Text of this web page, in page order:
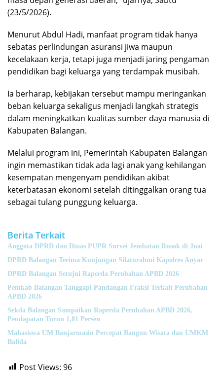
(23/5/2026).
Menurut Abdul Hadi, manfaat program tidak hanya
sebatas perlindungan asuransi jiwa maupun
kecelakaan kerja, tetapi juga menjadi jaring pengaman
pendidikan bagi keluarga yang terdampak musibah.
Ia berharap, kebijakan tersebut mampu meringankan
beban keluarga sekaligus menjadi langkah strategis
dalam meningkatkan kualitas sumber daya manusia di
Kabupaten Balangan.
Melalui program ini, Pemerintah Kabupaten Balangan
ingin memastikan tidak ada lagi anak yang kehilangan
kesempatan mengenyam pendidikan akibat
keterbatasan ekonomi setelah ditinggalkan orang tua
sebagai tulang punggung keluarga.
Berita Terkait
Anggota DPRD dan Dinas PUPR Survei Jembatan Rusak di Juai
DPRD Balangan Terima Kunjungan Silaturahmi Kapolres Anyar
DPRD Balangan Setujui Raperda Perubahan APBD 2026
Pemkab Balangan Tanggapi Pandangan Fraksi Terkait Perubahan
APBD 2026
Sekda Balangan Sampaikan Raperda Perubahan APBD 2026,
Pendapatan Turun 1,81 Persen
Mahasiswa UM Banjarmasin Percepat Bangun Wisata dan UMKM
Balida
Post Views: 96